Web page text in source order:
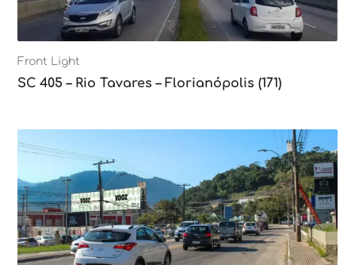
Front Light
SC 405 – Rio Tavares – Florianópolis (171)